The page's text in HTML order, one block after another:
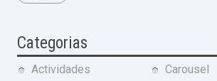
Categorias
Actividades
Carousel